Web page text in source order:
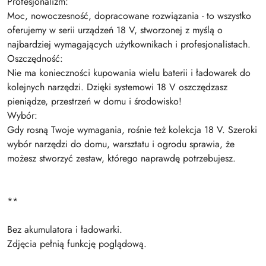
Moc, nowoczesność, dopracowane rozwiązania - to wszystko
oferujemy w serii urządzeń 18 V, stworzonej z myślą o
najbardziej wymagających użytkownikach i profesjonalistach.
Oszczędność:
Nie ma konieczności kupowania wielu baterii i ładowarek do
kolejnych narzędzi. Dzięki systemowi 18 V oszczędzasz
pieniądze, przestrzeń w domu i środowisko!
Wybór:
Gdy rosną Twoje wymagania, rośnie też kolekcja 18 V. Szeroki
wybór narzędzi do domu, warsztatu i ogrodu sprawia, że
możesz stworzyć zestaw, którego naprawdę potrzebujesz.
**
Bez akumulatora i ładowarki.
Zdjęcia pełnią funkcję poglądową.